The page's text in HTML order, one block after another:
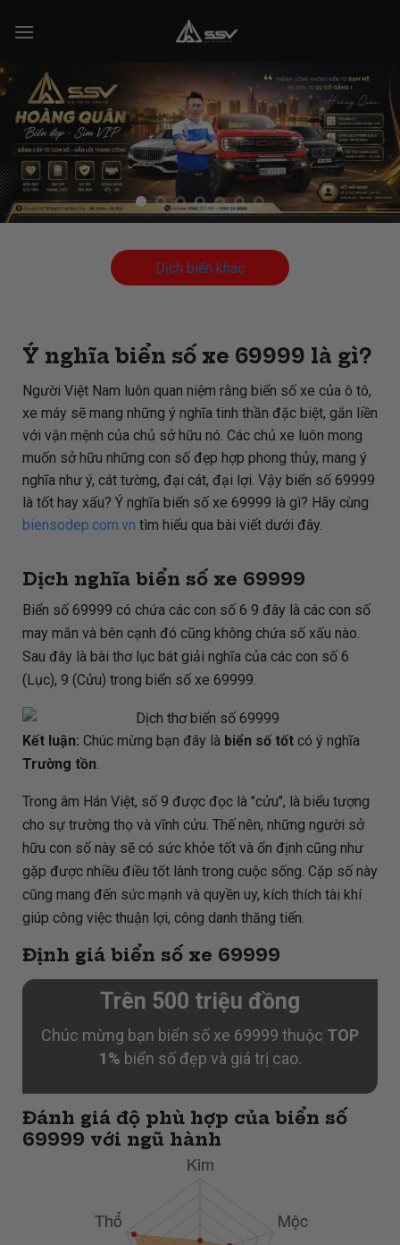
Dịch biển khác
Ý nghĩa biển số xe 69999 là gì?
Người Việt Nam luôn quan niệm rằng biển số xe của ô tô,
xe máy sẽ mang những ý nghĩa tinh thần đặc biệt, gắn liền
với vận mệnh của chủ sở hữu nó. Các chủ xe luôn mong
muốn sở hữu những con số đẹp hợp phong thủy, mang ý
nghĩa như ý, cát tường, đại cát, đại lợi. Vậy biển số 69999
là tốt hay xấu? Ý nghĩa biển số xe 69999 là gì? Hãy cùng
biensodep.com.vn tìm hiểu qua bài viết dưới đây.
Dịch nghĩa biển số xe 69999
Biển số 69999 có chứa các con số 6 9 đây là các con số
may mắn và bên cạnh đó cũng không chứa số xấu nào.
Sau đây là bài thơ lục bát giải nghĩa của các con số 6
(Lục), 9 (Cửu) trong biển số xe 69999.
Kết luận: Chúc mừng bạn đây là biển số tốtcó ý nghĩa
Trường tồn.
Trong âm Hán Việt, số 9 được đọc là "cửu", là biểu tượng
cho sự trường thọ và vĩnh cửu. Thế nên, những người sở
hữu con số này sẽ có sức khỏe tốt và ổn định cũng như
gặp được nhiều điều tốt lành trong cuộc sống. Cặp số này
cũng mang đến sức mạnh và quyền uy, kích thích tài khí
giúp công việc thuận lợi, công danh thăng tiến.
Định giá biển số xe 69999
Trên 500 triệu đồng
Chúc mừng bạn biển số xe 69999 thuộc TOP
1% biển số đẹp và giá trị cao.
Đánh giá độ phù hợp của biển số
69999 với ngũ hành